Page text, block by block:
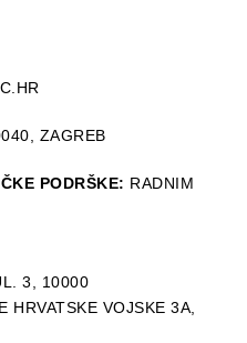
ZAGREB
PODRŠKE: RADNIM
3, 10000
HRVATSKE VOJSKE 3A,